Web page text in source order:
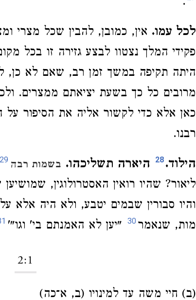
לכל עמו. אין, כמובן, להבין שכל מצרי
פקידי המלך נצטוו לבצע גזירה זו בכל
היתה תקיפה במשך זמן רב, שאם לא כן,
מרובים כל כך בשעת יציאתם ממצרים.
כאן אלא כדי לקשור אליה את הסיפור
רבנו.
הילוד.28 היארה תשליכהו. בשמות רבה 29
ליאור? שהיו רואין האסטרולוגין,
והיו סבורין שבמים יטבע, ולא היה אלא
מות, שנאמר30 "יען לא האמנתם בי' וגו"'
2:1
(ב) חיי משה עד למינויו (ב, א־כה)